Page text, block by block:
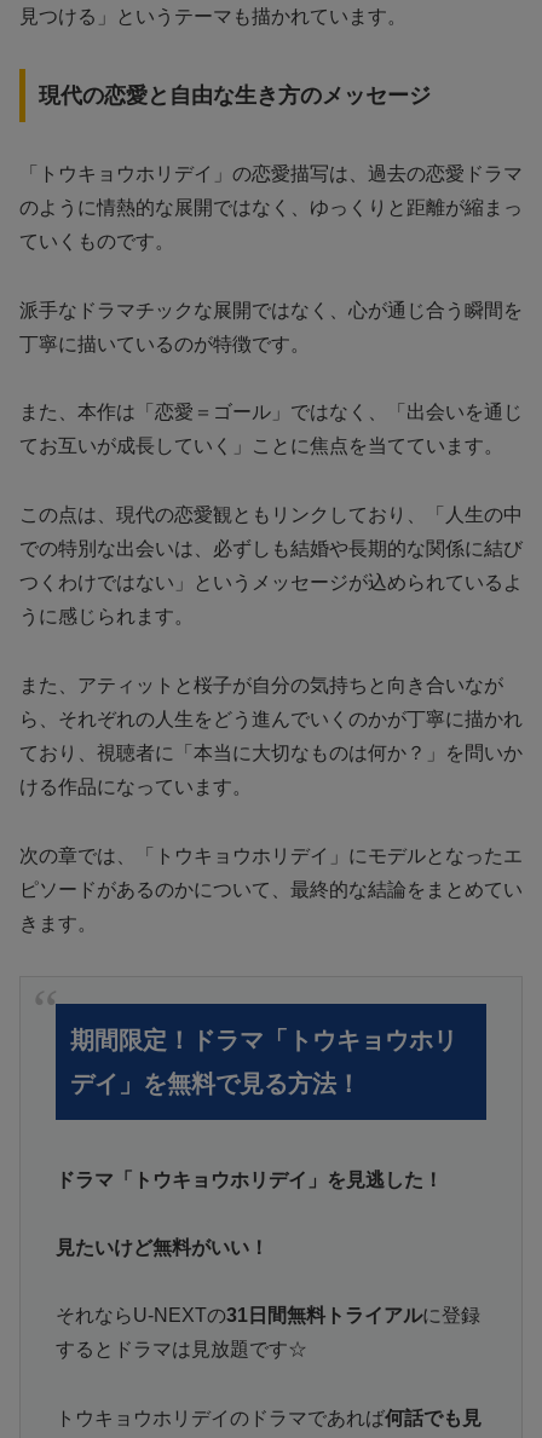
見つける」というテーマも描かれています。
現代の恋愛と自由な生き方のメッセージ
「トウキョウホリデイ」の恋愛描写は、過去の恋愛ドラマ
のように情熱的な展開ではなく、ゆっくりと距離が縮まっ
ていくものです。
派手なドラマチックな展開ではなく、心が通じ合う瞬間を
丁寧に描いているのが特徴です。
また、本作は「恋愛＝ゴール」ではなく、「出会いを通じ
てお互いが成長していく」ことに焦点を当てています。
この点は、現代の恋愛観ともリンクしており、「人生の中
での特別な出会いは、必ずしも結婚や長期的な関係に結び
つくわけではない」というメッセージが込められているよ
うに感じられます。
また、アティットと桜子が自分の気持ちと向き合いなが
ら、それぞれの人生をどう進んでいくのかが丁寧に描かれ
ており、視聴者に「本当に大切なものは何か？」を問いか
ける作品になっています。
次の章では、「トウキョウホリデイ」にモデルとなったエ
ピソードがあるのかについて、最終的な結論をまとめてい
きます。
期間限定！ドラマ「トウキョウホリ
デイ」を無料で見る方法！
ドラマ「トウキョウホリデイ」を見逃した！
見たいけど無料がいい！
それならU-NEXTの31日間無料トライアルに登録
するとドラマは見放題です☆
トウキョウホリデイのドラマであれば何話でも見